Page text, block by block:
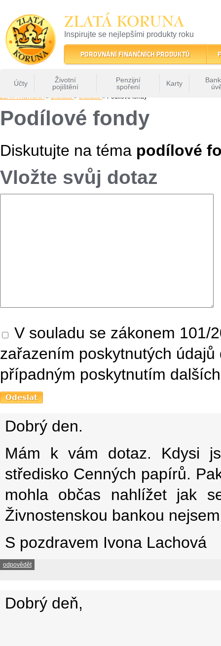
ZLATÁ KORUNA
Inspirujte se nejlepšími produkty roku
22 let tradice a kvality na finančním trhu
POROVNÁNÍ FINANČNÍCH PRODUKTŮ
Účty
Životní
pojištění
Penzijní
spoření
Karty
ZLATÁ KORUNA» Diskuse » Diskuse » Podílové fondy
Podílové fondy
Diskutujte na téma podílové
Vložte svůj dotaz
V souladu se zákonem 101/
zařazením poskytnutých
případným poskytnutím
Dobrý den.
Mám k vám dotaz. Kdysi
středisko Cenných papírů.
mohla občas nahlížet jak
Živnostenskou bankou
S pozdravem Ivona Lachová
odpovědět
Dobrý deň,